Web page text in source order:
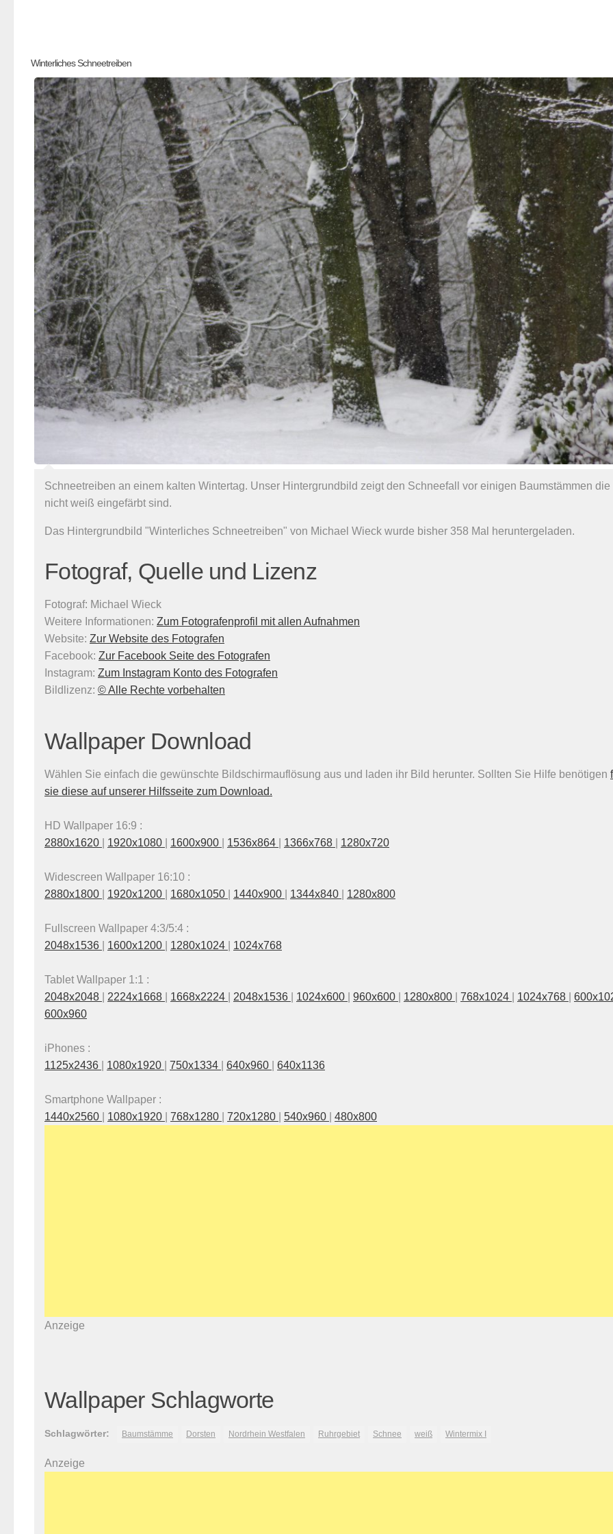
Winterliches Schneetreiben
Schneetreiben an einem kalten Wintertag. Unser Hintergrundbild zeigt den Schneefall vor einigen Baumstämmen die
nicht weiß eingefärbt sind.
Das Hintergrundbild "Winterliches Schneetreiben" von Michael Wieck wurde bisher 358 Mal heruntergeladen.
Fotograf, Quelle und Lizenz
Fotograf: Michael Wieck
Weitere Informationen: Zum Fotografenprofil mit allen Aufnahmen
Website: Zur Website des Fotografen
Facebook: Zur Facebook Seite des Fotografen
Instagram: Zum Instagram Konto des Fotografen
Bildlizenz: © Alle Rechte vorbehalten
Wallpaper Download
Wählen Sie einfach die gewünschte Bildschirmauflösung aus und laden ihr Bild herunter. Sollten Sie Hilfe benötigen
sie diese auf unserer Hilfsseite zum Download.
HD Wallpaper 16:9 :
2880x1620
1920x1080 1600x900 1536x864 1366x768 1280x720
Widescreen Wallpaper 16:10 :
2880x1800
1920x1200 1680x1050 1440x900 1344x840 1280x800
Fullscreen Wallpaper 4:3/5:4 :
2048x1536
1600x1200 1280x1024 1024x768
Tablet Wallpaper 1:1 :
2048x2048
2224x1668 1668x2224 2048x1536 1024x600 960x600 1280x800 768x1024 1024x768
600x960
iPhones :
1125x2436
1080x1920 750x1334 640x960 640x1136
Smartphone Wallpaper :
1440x2560
1080x1920 768x1280 720x1280 540x960 480x800
Anzeige
Wallpaper Schlagworte
Schlagwörter: Baumstämme Dorsten Nordrhein Westfalen Ruhrgebiet Schnee weiß Wintermix I
Anzeige